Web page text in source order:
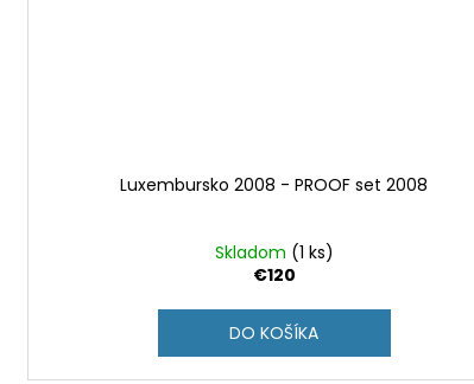
Luxembursko 2008 - PROOF set 2008
Skladom (1 ks)
€120
DO KOŠÍKA